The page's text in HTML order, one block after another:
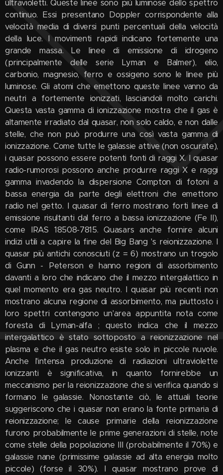
ultravioletti. Queste linee sono più luminose dello spettro
continuo. Essi presentano Doppler corrispondente alla
velocità media di diversi punti percentuali della velocità
della luce. I movimenti rapidi indicano fortemente una
grande massa. Le linee di emissione di idrogeno
(principalmente delle serie Lyman e Balmer), elio,
carbonio, magnesio, ferro e ossigeno sono le linee più
luminose. Gli atomi che emettono queste linee vanno da
neutri a fortemente ionizzati, lasciandoli molto carichi.
Questa vasta gamma di ionizzazione mostra che il gas è
altamente irradiato dal quasar, non solo caldo, e non dalle
stelle, che non può produrre una così vasta gamma di
ionizzazione. Come tutte le galassie attive (non oscurate),
i quasar possono essere potenti fonti di raggi X. I quasar
radio-rumorosi possono anche produrre raggi X e raggi
gamma invadendo la dispersione Compton di fotoni a
bassa energia da parte degli elettroni che emettono
radio nel getto. I quasar di ferro mostrano forti linee di
emissione risultanti dal ferro a bassa ionizzazione (Fe II),
come IRAS 18508-7815. Quasars anche fornire alcuni
indizi utili a capire la fine del Big Bang 's reionizzazione. I
quasar più antichi conosciuti (z = 6) mostrano un trogolo
di Gunn - Peterson e hanno regioni di assorbimento
davanti a loro che indicano che il mezzo intergalattico in
quel momento era gas neutro. I quasar più recenti non
mostrano alcuna regione di assorbimento, ma piuttosto i
loro spettri contengono un'area appuntita nota come
foresta di Lyman-alfa ; questo indica che il mezzo
intergalattico è stato sottoposto a reionizzazione nel
plasma e che il gas neutro esiste solo in piccole nuvole.
Anche l'intensa produzione di radiazioni ultraviolette
ionizzanti è significativa, in quanto fornirebbe un
meccanismo per la reionizzazione che si verifica quando si
formano le galassie. Nonostante ciò, le attuali teorie
suggeriscono che i quasar non erano la fonte primaria di
reionizzazione; le cause primarie della reionizzazione
furono probabilmente le prime generazioni di stelle, note
come stelle della popolazione III (probabilmente il 70%) e
galassie nane (primissime galassie ad alta energia molto
piccole) (forse il 30%). I quasar mostrano prove di